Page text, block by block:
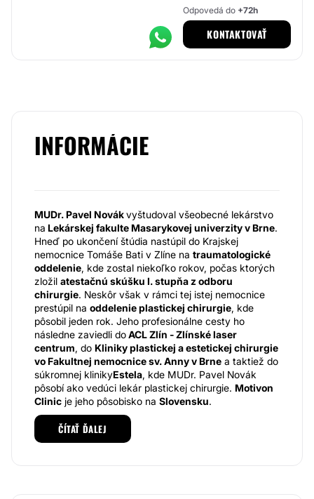
Odpovedá do +72h
KONTAKTOVAŤ
INFORMÁCIE
MUDr. Pavel Novákvyštudoval všeobecné lekárstvo
na Lekárskej fakulte Masarykovej univerzity v Brne.
Hneď po ukončení štúdia nastúpil do Krajskej
nemocnice Tomáše Bati v Zlíne na traumatologické
oddelenie, kde zostal niekoľko rokov, počas ktorých
zložil atestačnú skúšku I. stupňa z odboru
chirurgie. Neskôr však v rámci tej istej nemocnice
prestúpil na oddelenie plastickej chirurgie, kde
pôsobil jeden rok. Jeho profesionálne cesty ho
následne zaviedli doACL Zlín - Zlínské laser
centrum, do Kliniky plastickej a estetickej chirurgie
vo Fakultnej nemocnice sv. Anny v Brne a taktiež do
súkromnej klinikyEstela, kde MUDr. Pavel Novák
pôsobí ako vedúci lekár plastickej chirurgie. Motivon
Clinic je jeho pôsobisko na Slovensku.
MUDr. Pavel Novák zložil špecializačnú atestáciu z
odboru plastickej chirurgie v roku 2007
ČÍTAŤ ĎALEJ